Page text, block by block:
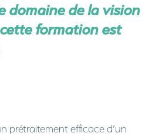
domaine de la vision
formation est
prétraitement efficace d’un